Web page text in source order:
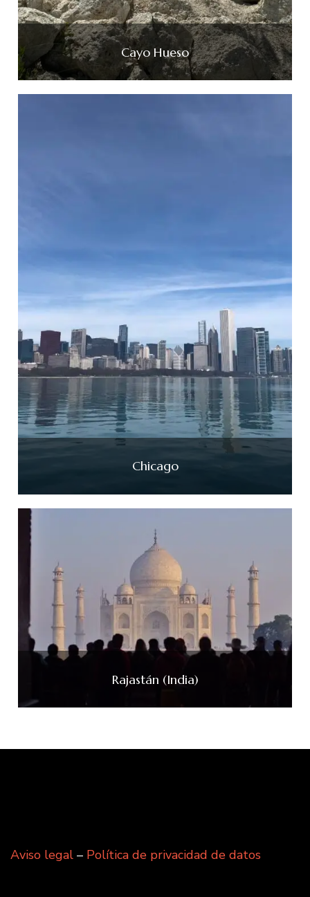
Cayo Hueso
Chicago
Rajastán (India)
Aviso legal – Política de privacidad de datos